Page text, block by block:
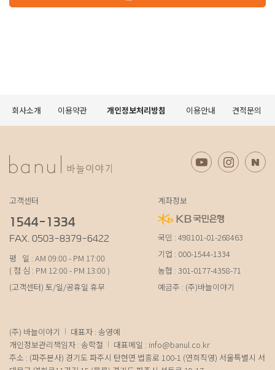
회사소개 이용약관 개인정보처리방침 이용안내 견적문의
고객센터
1544-1334
FAX. 0503-8379-6422
평 일 : AM 09:00 - PM 17:00
( 점 심 : PM 12:00 - PM 13:00 )
(고객센터) 토/일/공휴일 휴무
계좌정보
국민 : 498101-01-268463
기업 : 000-1544-1334
농협 : 301-0177-4358-71
예금주 : (주)바늘이야기
(주) 바늘이야기
대표자 : 송영예
개인정보관리책임자 : 송학철
대표메일 : info@banul.co.kr
주소 : (파주본사) 경기도 파주시 탄현면 법흥로 100-1 (연희직영) 서울특별시 서